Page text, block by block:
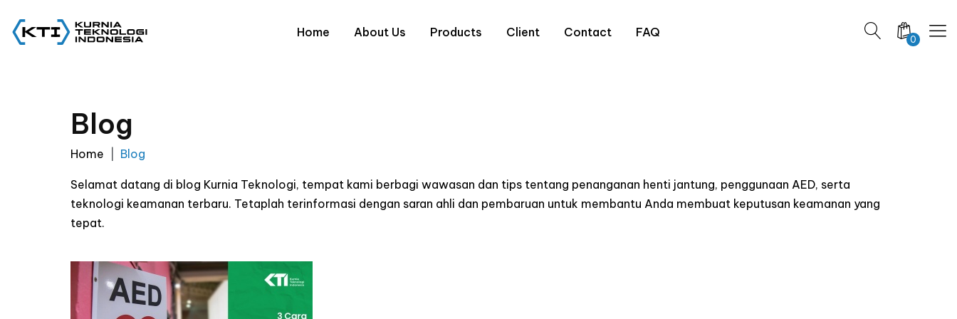
Home About Us Products Client Contact FAQ 0
Blog
Home Blog
Selamat datang di blog Kurnia Teknologi, tempat kami berbagi wawasan dan tips tentang penanganan henti jantung, penggunaan AED, serta
teknologi keamanan terbaru. Tetaplah terinformasi dengan saran ahli dan pembaruan untuk membantu Anda membuat keputusan keamanan yang
tepat.